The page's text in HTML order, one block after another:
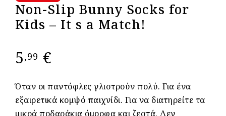
Non-Slip Bunny Socks for
Kids – It s a Match!
5,99 €
Όταν οι παντόφλες γλιστρούν πολύ. Για ένα
εξαιρετικά κομψό παιχνίδι. Για να διατηρείτε τα
μικρά ποδαράκια όμορφα και ζεστά. Δεν